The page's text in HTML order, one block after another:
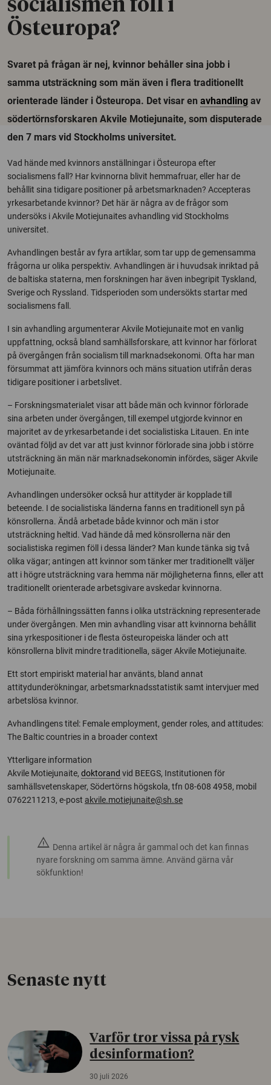
socialismen föll i
Östeuropa?
Svaret på frågan är nej, kvinnor behåller sina jobb i
samma utsträckning som män även i flera traditionellt
orienterade länder i Östeuropa. Det visar en avhandling av
södertörnsforskaren Akvile Motiejunaite, som disputerade
den 7 mars vid Stockholms universitet.
Vad hände med kvinnors anställningar i Östeuropa efter
socialismens fall? Har kvinnorna blivit hemmafruar, eller har de
behållit sina tidigare positioner på arbetsmarknaden? Accepteras
yrkesarbetande kvinnor? Det här är några av de frågor som
undersöks i Akvile Motiejunaites avhandling vid Stockholms
universitet.
Avhandlingen består av fyra artiklar, som tar upp de gemensamma
frågorna ur olika perspektiv. Avhandlingen är i huvudsak inriktad på
de baltiska staterna, men forskningen har även inbegripit Tyskland,
Sverige och Ryssland. Tidsperioden som undersökts startar med
socialismens fall.
I sin avhandling argumenterar Akvile Motiejunaite mot en vanlig
uppfattning, också bland samhällsforskare, att kvinnor har förlorat
på övergången från socialism till marknadsekonomi. Ofta har man
försummat att jämföra kvinnors och mäns situation utifrån deras
tidigare positioner i arbetslivet.
– Forskningsmaterialet visar att både män och kvinnor förlorade
sina arbeten under övergången, till exempel utgjorde kvinnor en
majoritet av de yrkesarbetande i det socialistiska Litauen. En inte
oväntad följd av det var att just kvinnor förlorade sina jobb i större
utsträckning än män när marknadsekonomin infördes, säger Akvile
Motiejunaite.
Avhandlingen undersöker också hur attityder är kopplade till
beteende. I de socialistiska länderna fanns en traditionell syn på
könsrollerna. Ändå arbetade både kvinnor och män i stor
utsträckning heltid. Vad hände då med könsrollerna när den
socialistiska regimen föll i dessa länder? Man kunde tänka sig två
olika vägar; antingen att kvinnor som tänker mer traditionellt väljer
att i högre utsträckning vara hemma när möjligheterna finns, eller att
traditionellt orienterade arbetsgivare avskedar kvinnorna.
– Båda förhållningssätten fanns i olika utsträckning representerade
under övergången. Men min avhandling visar att kvinnorna behållit
sina yrkespositioner i de flesta östeuropeiska länder och att
könsrollerna blivit mindre traditionella, säger Akvile Motiejunaite.
Ett stort empiriskt material har använts, bland annat
attitydunderökningar, arbetsmarknadsstatistik samt intervjuer med
arbetslösa kvinnor.
Avhandlingens titel: Female employment, gender roles, and attitudes:
The Baltic countries in a broader context
Ytterligare information
Akvile Motiejunaite, doktorand vid BEEGS, Institutionen för
samhällsvetenskaper, Södertörns högskola, tfn 08-608 4958, mobil
0762211213, e-post akvile.motiejunaite@sh.se
warning Denna artikel är några år gammal och det kan finnas
nyare forskning om samma ämne. Använd gärna vår
sökfunktion!
Senaste nytt
Varför tror vissa på rysk
desinformation?
30 juli 2026